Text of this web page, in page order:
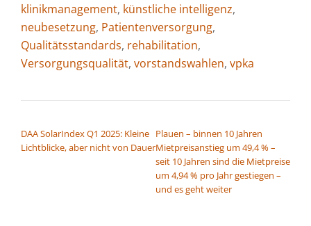
klinikmanagement, künstliche intelligenz,
neubesetzung, Patientenversorgung,
Qualitätsstandards, rehabilitation,
Versorgungsqualität, vorstandswahlen, vpka
DAA SolarIndex Q1 2025: Kleine
Lichtblicke, aber nicht von Dauer
Plauen – binnen 10 Jahren
Mietpreisanstieg um 49,4 % –
seit 10 Jahren sind die Mietpreise
um 4,94 % pro Jahr gestiegen –
und es geht weiter